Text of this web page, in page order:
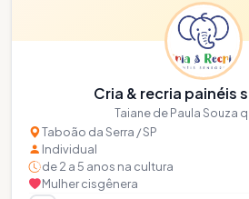
Cria & recria painéis
Taiane de Paula Souza
Taboão da Serra / SP
Individual
de 2 a 5 anos na cultura
Mulher cisgênera